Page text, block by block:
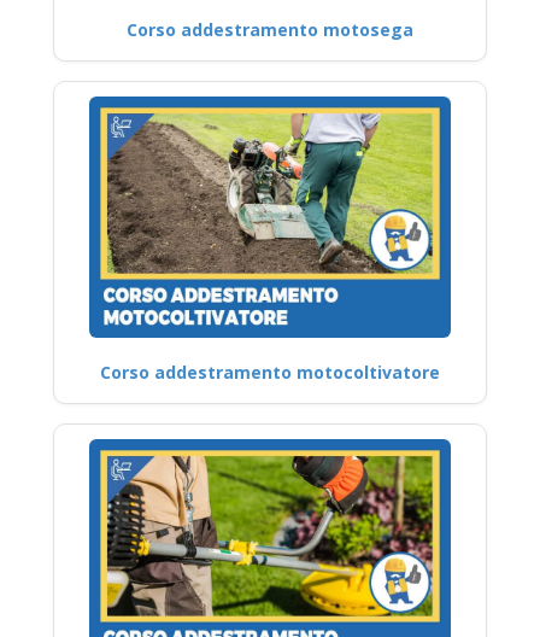
Corso addestramento motosega
Corso addestramento motocoltivatore